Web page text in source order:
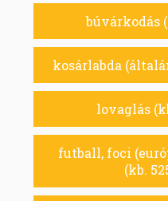
búvárkodás
kosárlabda
lovaglás
futball, foci
(kb.